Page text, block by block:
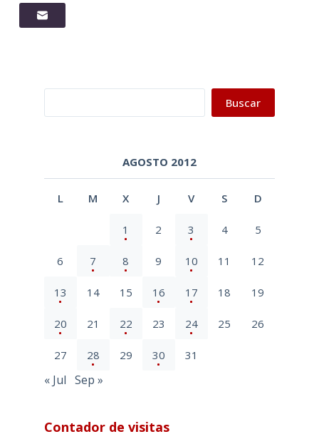
Buscar
AGOSTO 2012
L M X J V S D
1 2 3 4 5
6 7 8 9 10 11 12
13 14 15 16 17 18 19
20 21 22 23 24 25 26
27 28 29 30 31
« Jul Sep »
Contador de visitas